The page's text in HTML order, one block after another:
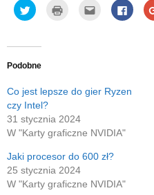
Udostępnij
na
nowym
Kliknij
wydrukować(Otwiera
Kliknij,
wysłać
w
nowym
Click
to
share
Podobne
Co jest lepsze do gier Ryzen
czy Intel?
31 stycznia 2024
W "Karty graficzne NVIDIA"
Jaki procesor do 600 zł?
25 stycznia 2024
W "Karty graficzne NVIDIA"